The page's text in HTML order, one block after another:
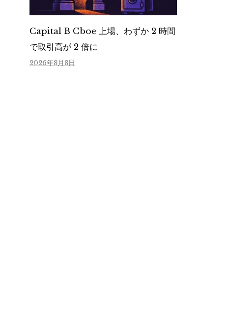
Capital B Cboe 上場、わずか 2 時間
で取引高が 2 倍に
2026年8月8日